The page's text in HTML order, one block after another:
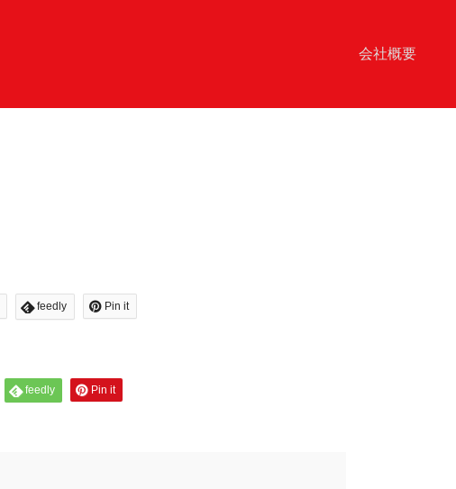
会社概要
feedly Pin it
feedly Pin it